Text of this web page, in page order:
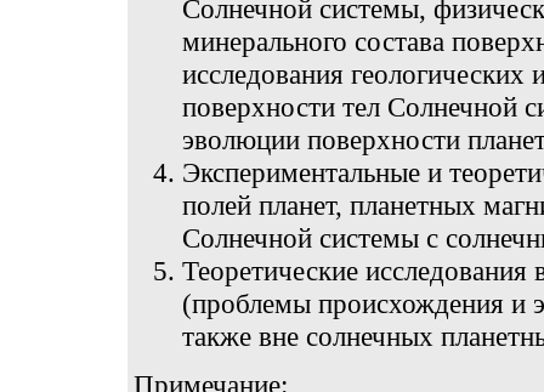
Солнечной системы,
минерального состава
исследования
поверхности тел Солнечной
эволюции поверхности
Экспериментальные и
полей планет, планетных
Солнечной системы с
Теоретические исследования
(проблемы происхождения и
также вне солнечных
Примечание: